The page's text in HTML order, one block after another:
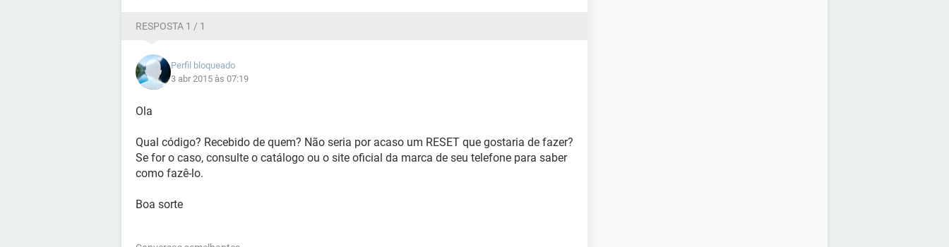
RESPOSTA 1 / 1
Perfil bloqueado
3 abr 2015 às 07:19
Ola
Qual código? Recebido de quem? Não seria por acaso um RESET que gostaria de fazer?
Se for o caso, consulte o catálogo ou o site oficial da marca de seu telefone para saber
como fazê-lo.
Boa sorte